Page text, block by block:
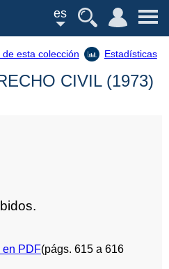
es
de esta colección Estadísticas
CIVIL (1973)
en PDF(págs. 615 a 616